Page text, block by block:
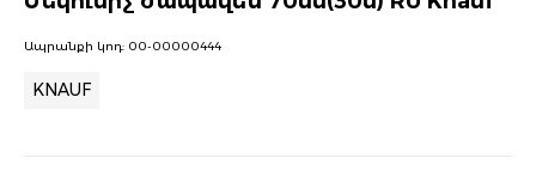
Ապրանքի կոդ: 00-00000444
KNAUF